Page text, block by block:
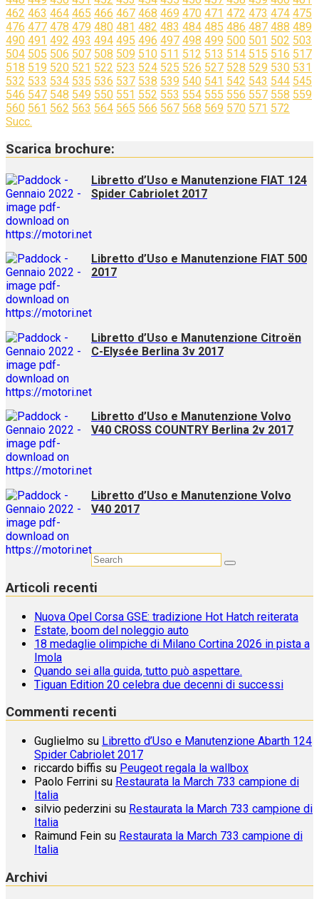
462 463 464 465 466 467 468 469 470 471 472 473 474 475
476 477 478 479 480 481 482 483 484 485 486 487 488 489
490 491 492 493 494 495 496 497 498 499 500 501 502 503
504 505 506 507 508 509 510 511 512 513 514 515 516 517
518 519 520 521 522 523 524 525 526 527 528 529 530 531
532 533 534 535 536 537 538 539 540 541 542 543 544 545
546 547 548 549 550 551 552 553 554 555 556 557 558 559
560 561 562 563 564 565 566 567 568 569 570 571 572
Succ.
Scarica brochure:
Libretto d’Uso e Manutenzione FIAT 124
Spider Cabriolet 2017
Libretto d’Uso e Manutenzione FIAT 500
2017
Libretto d’Uso e Manutenzione Citroën
C-Elysée Berlina 3v 2017
Libretto d’Uso e Manutenzione Volvo
V40 CROSS COUNTRY Berlina 2v 2017
Libretto d’Uso e Manutenzione Volvo
V40 2017
Articoli recenti
Nuova Opel Corsa GSE: tradizione Hot Hatch reiterata
Estate, boom del noleggio auto
18 medaglie olimpiche di Milano Cortina 2026 in pista a
Imola
Quando sei alla guida, tutto può aspettare.
Tiguan Edition 20 celebra due decenni di successi
Commenti recenti
Guglielmo su Libretto d’Uso e Manutenzione Abarth 124
Spider Cabriolet 2017
riccardo biffis su Peugeot regala la wallbox
Paolo Ferrini su Restaurata la March 733 campione di
Italia
silvio pederzini su Restaurata la March 733 campione di
Italia
Raimund Fein su Restaurata la March 733 campione di
Italia
Archivi